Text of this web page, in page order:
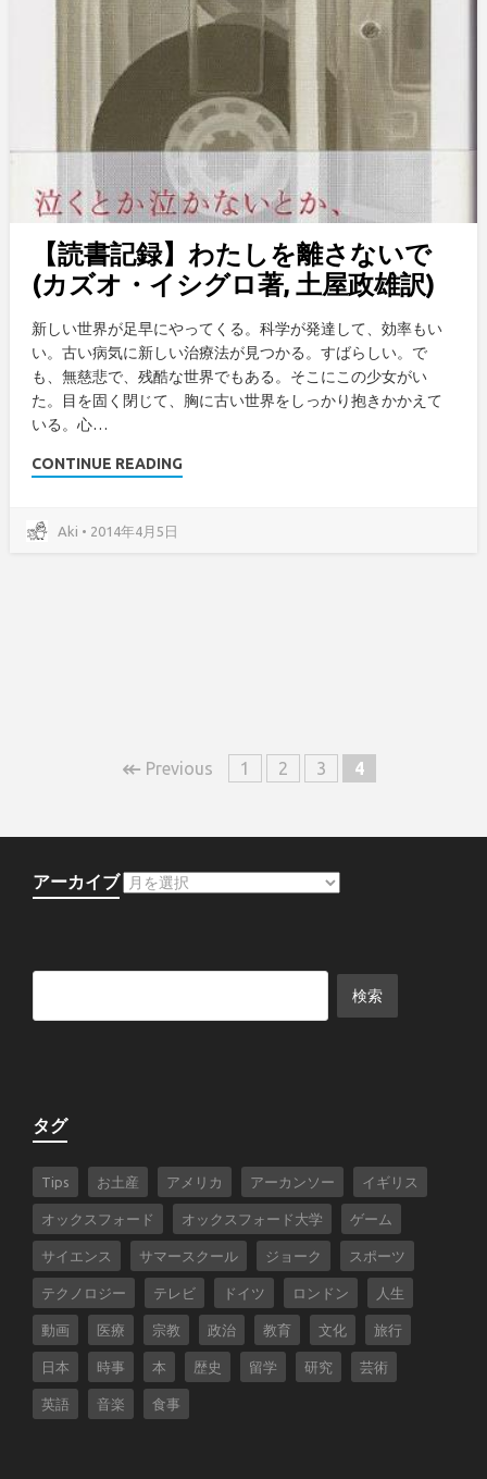
【読書記録】わたしを離さないで
(カズオ・イシグロ著, 土屋政雄訳)
新しい世界が足早にやってくる。科学が発達して、効率もい
い。古い病気に新しい治療法が見つかる。すばらしい。で
も、無慈悲で、残酷な世界でもある。そこにこの少女がい
た。目を固く閉じて、胸に古い世界をしっかり抱きかかえて
いる。心…
CONTINUE READING
Aki • 2014年4月5日
↞ Previous 1 2 3 4
アーカイブ
タグ
Tips お土産 アメリカ アーカンソー イギリス
オックスフォード オックスフォード大学 ゲーム
サイエンス サマースクール ジョーク スポーツ
テクノロジー テレビ ドイツ ロンドン 人生
動画 医療 宗教 政治 教育 文化 旅行
日本 時事 本 歴史 留学 研究 芸術
英語 音楽 食事